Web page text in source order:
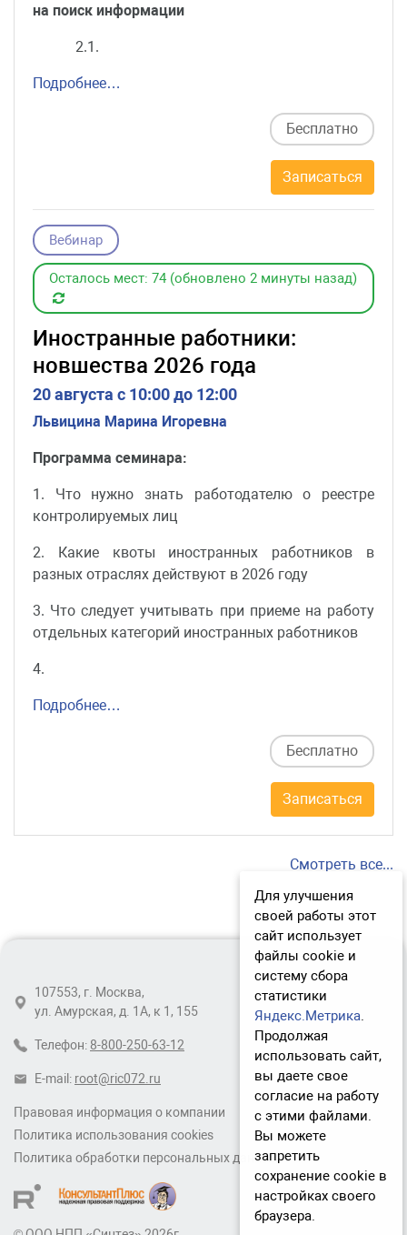
на поиск информации
2.1.
Подробнее…
Бесплатно
Записаться
Вебинар
Осталось мест: 74 (обновлено 2 минуты назад)
Иностранные работники:
новшества 2026 года
20 августа c 10:00 до 12:00
Львицина Марина Игоревна
Программа семинара:
1. Что нужно знать работодателю о реестре
контролируемых лиц
2. Какие квоты иностранных работников в
разных отраслях действуют в 2026 году
3. Что следует учитывать при приеме на работу
отдельных категорий иностранных работников
4.
Подробнее…
Бесплатно
Записаться
Смотреть все...
Правовая информация о компании
Политика использования cookies
Политика обработки персональных данных
107553, г. Москва,
ул. Амурская, д. 1А, к 1, 155
Телефон: 8-800-250-63-12
E-mail: root@ric072.ru
Для улучшения
своей работы этот
сайт использует
файлы cookie и
систему сбора
статистики
Яндекс.Метрика.
Продолжая
использовать сайт,
вы даете свое
согласие на работу
с этими файлами.
Вы можете
запретить
сохранение cookie в
настройках своего
браузера.